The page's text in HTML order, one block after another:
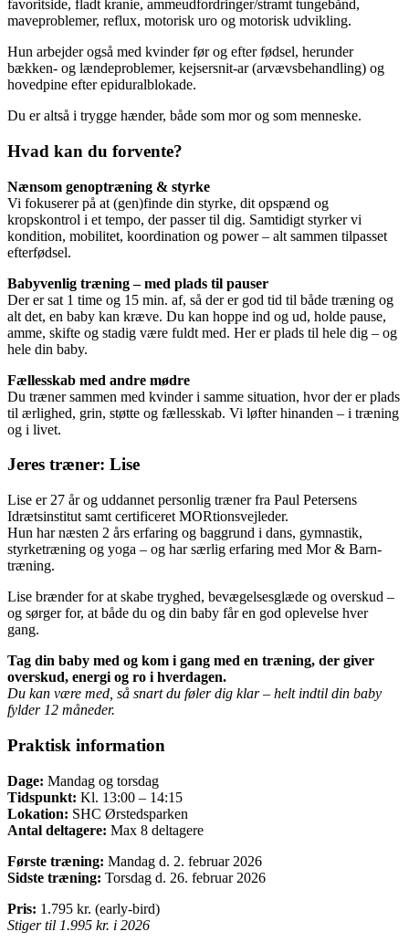
favoritside, fladt kranie, ammeudfordringer/stramt tungebånd,
maveproblemer, reflux, motorisk uro og motorisk udvikling.
Hun arbejder også med kvinder før og efter fødsel, herunder
bækken- og lændeproblemer, kejsersnit-ar (arvævsbehandling) og
hovedpine efter epiduralblokade.
Du er altså i trygge hænder, både som mor og som menneske.
Hvad kan du forvente?
Nænsom genoptræning & styrke
Vi fokuserer på at (gen)finde din styrke, dit opspænd og
kropskontrol i et tempo, der passer til dig. Samtidigt styrker vi
kondition, mobilitet, koordination og power – alt sammen tilpasset
efterfødsel.
Babyvenlig træning – med plads til pauser
Der er sat 1 time og 15 min. af, så der er god tid til både træning og
alt det, en baby kan kræve. Du kan hoppe ind og ud, holde pause,
amme, skifte og stadig være fuldt med. Her er plads til hele dig – og
hele din baby.
Fællesskab med andre mødre
Du træner sammen med kvinder i samme situation, hvor der er plads
til ærlighed, grin, støtte og fællesskab. Vi løfter hinanden – i træning
og i livet.
Jeres træner: Lise
Lise er 27 år og uddannet personlig træner fra Paul Petersens
Idrætsinstitut samt certificeret MORtionsvejleder.
Hun har næsten 2 års erfaring og baggrund i dans, gymnastik,
styrketræning og yoga – og har særlig erfaring med Mor & Barn-
træning.
Lise brænder for at skabe tryghed, bevægelsesglæde og overskud –
og sørger for, at både du og din baby får en god oplevelse hver
gang.
Tag din baby med og kom i gang med en træning, der giver
overskud, energi og ro i hverdagen.
Du kan være med, så snart du føler dig klar – helt indtil din baby
fylder 12 måneder.
Praktisk information
Dage: Mandag og torsdag
Tidspunkt: Kl. 13:00 – 14:15
Lokation: SHC Ørstedsparken
Antal deltagere: Max 8 deltagere
Første træning: Mandag d. 2. februar 2026
Sidste træning: Torsdag d. 26. februar 2026
Pris: 1.795 kr. (early-bird)
Stiger til 1.995 kr. i 2026